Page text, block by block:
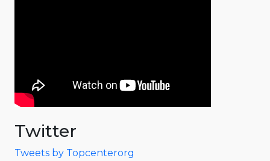
Twitter
Tweets by Topcenterorg